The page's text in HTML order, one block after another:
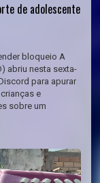
de adolescente
bloqueio A
abriu nesta sexta-
para apurar
e
sobre um